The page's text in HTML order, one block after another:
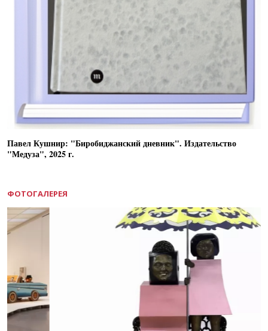
Павел Кушнир: "Биробиджанский дневник". Издательство
"Медуза", 2025 г.
ФОТОГАЛЕРЕЯ